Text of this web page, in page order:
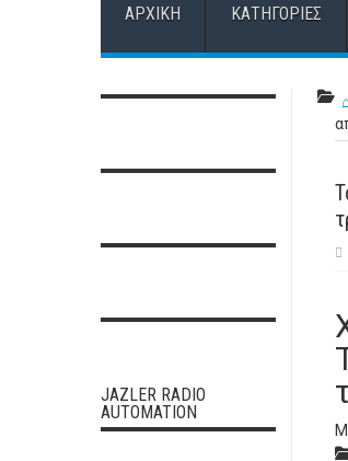
ΑΡΧΙΚΉ ΚΑΤΗΓΟΡΊΕΣ
JAZLER RADIO
AUTOMATION